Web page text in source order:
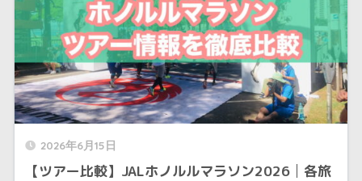
2026年6月15日
【ツアー比較】JALホノルルマラソン2026│各旅